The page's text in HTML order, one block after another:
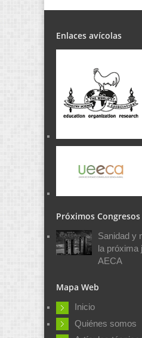
Enlaces avícolas
Próximos Congresos
Sanidad y
la próxima
AECA
Mapa Web
Inicio
Quiénes somos